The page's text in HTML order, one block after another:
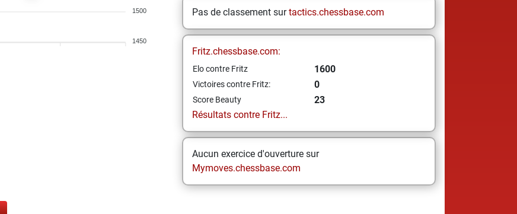
1500
1450
Pas de classement surtactics.chessbase.com
Fritz.chessbase.com:
Elo contre Fritz 1600
Victoires contre Fritz: 0
Score Beauty
23
Résultats contre Fritz...
Aucun exercice d'ouverture sur
Mymoves.chessbase.com